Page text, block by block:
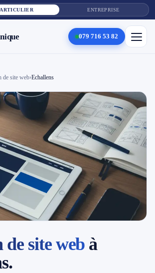
ENTREPRISE
079 716 53 82
par marque
de site web›Echallens
site web à